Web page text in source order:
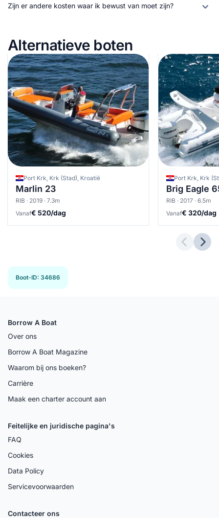
Zijn er andere kosten waar ik bewust van moet zijn?
Alternatieve boten
Port Krk, Krk (Stad), Kroatië
Marlin 23
RIB · 2019 · 7.3m
Vanaf€ 520/dag
Port Krk, Krk
Brig Eagle
RIB · 2017 · 6.5m
Vanaf€ 320/dag
Boot-ID: 34686
Borrow A Boat
Over ons
Borrow A Boat Magazine
Waarom bij ons boeken?
Carrière
Maak een charter account aan
Feitelijke en juridische pagina's
FAQ
Cookies
Data Policy
Servicevoorwaarden
Contacteer ons